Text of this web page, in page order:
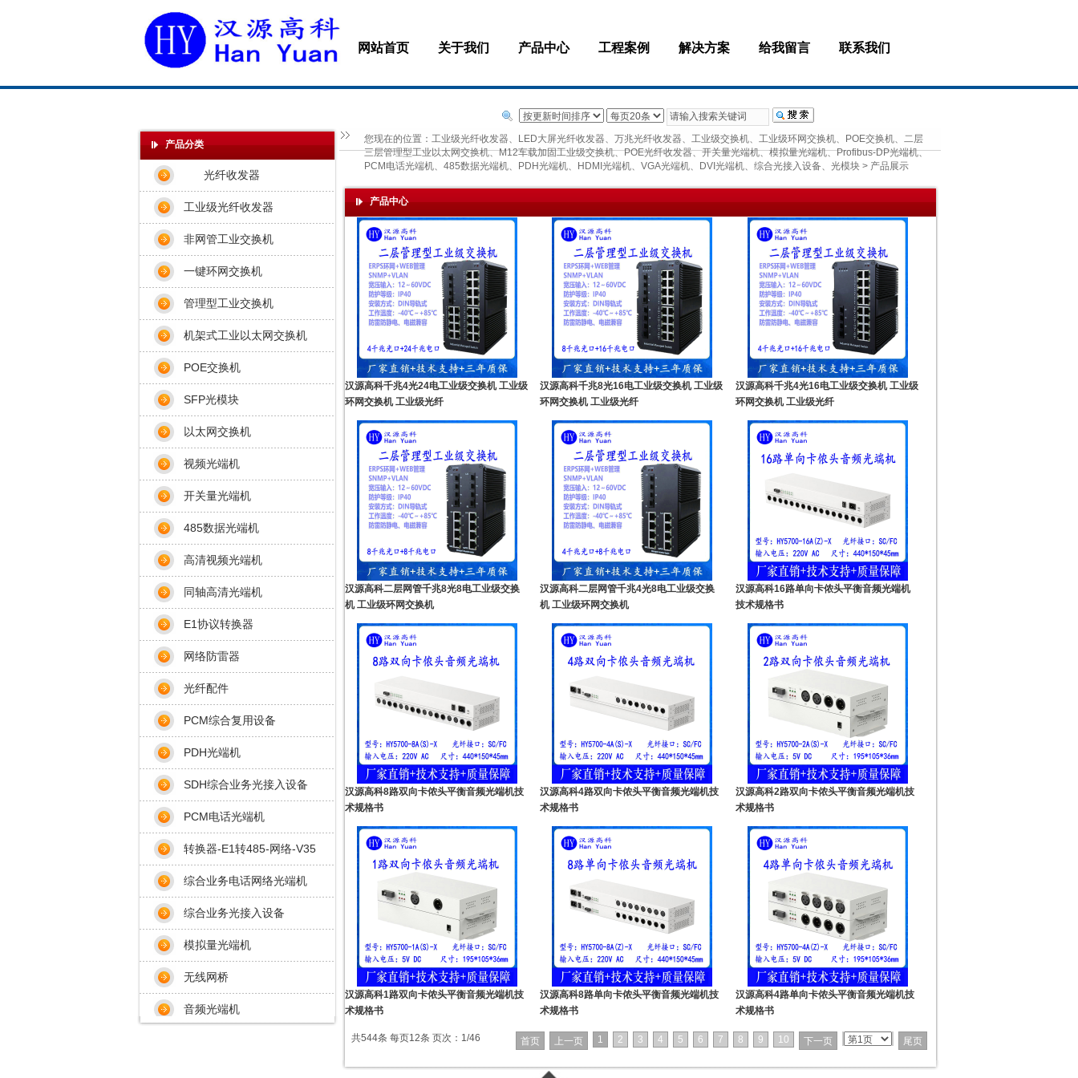
网站首页 关于我们 产品中心 工程案例 解决方案 给我留言 联系我们
产品中心
汉源高科千兆4光24电工业级交换机 工业级
环网交换机 工业级光纤
汉源高科千兆8光16电工业级交换机 工业级
环网交换机 工业级光纤
汉源高科千兆4光16电工业级交换机 工业级
环网交换机 工业级光纤
汉源高科二层网管千兆8光8电工业级交换
机 工业级环网交换机
汉源高科二层网管千兆4光8电工业级交换
机 工业级环网交换机
汉源高科16路单向卡侬头平衡音频光端机
技术规格书
汉源高科8路双向卡侬头平衡音频光端机技
术规格书
汉源高科4路双向卡侬头平衡音频光端机技
术规格书
汉源高科2路双向卡侬头平衡音频光端机技
术规格书
汉源高科1路双向卡侬头平衡音频光端机技
术规格书
汉源高科8路单向卡侬头平衡音频光端机技
术规格书
汉源高科4路单向卡侬头平衡音频光端机技
术规格书
共544条 每页12条 页次：1/46 首页 上一页 1 2 3 4 5 6 7 8 9 10 下一页 尾页
您现在的位置： 工业级光纤收发器、LED大屏光纤收发器、万兆光纤收发器、工业级交换机、工业级环网交换机、POE交换机、二层
三层管理型工业以太网交换机、M12车载加固工业级交换机、POE光纤收发器、开关量光端机、模拟量光端机、Profibus-DP光端机、
PCM电话光端机、485数据光端机、PDH光端机、HDMI光端机、VGA光端机、DVI光端机、综合光接入设备、光模块 > 产品展示
产品分类
光纤收发器
工业级光纤收发器
非网管工业交换机
一键环网交换机
管理型工业交换机
机架式工业以太网交换机
POE交换机
SFP光模块
以太网交换机
视频光端机
开关量光端机
485数据光端机
高清视频光端机
同轴高清光端机
E1协议转换器
网络防雷器
光纤配件
PCM综合复用设备
PDH光端机
SDH综合业务光接入设备
PCM电话光端机
转换器-E1转485-网络-V35
综合业务电话网络光端机
综合业务光接入设备
模拟量光端机
无线网桥
音频光端机